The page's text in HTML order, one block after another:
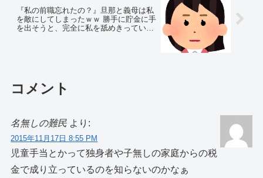
『私の前職忘れたの？』旦那と義母は私
を敵にしてしまったｗｗ 勝手に貯金に手
を出そうと、完全に私を舐めきっている
コメント
名無しの難民 より:
2015年11月17日 8:55 PM
児童手当とかって独身者や子無しの家庭からの税
金で成り立っているのを知らないのかなぁ